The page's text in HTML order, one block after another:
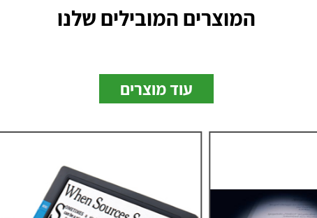
המוצרים המובילים שלנו
עוד מוצרים